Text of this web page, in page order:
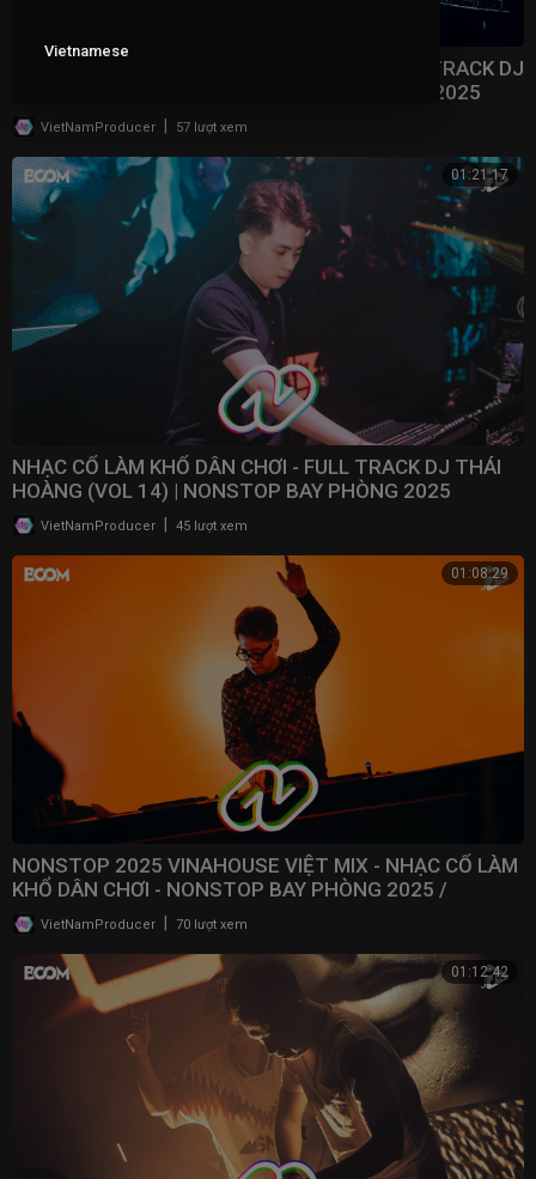
NHẠC CỔ LÀM KHỔ DÂN CHƠI (VOL.2) - FULL TRACK DJ
THÁI HOÀNG REMIX | NONSTOP BAY PHÒNG 2025
VietNamProducer 57 lượt xem
01:21:17
NHẠC CỔ LÀM KHỔ DÂN CHƠI - FULL TRACK DJ THÁI
HOÀNG (VOL 14) | NONSTOP BAY PHÒNG 2025
VietNamProducer 45 lượt xem
01:08:29
NONSTOP 2025 VINAHOUSE VIỆT MIX - NHẠC CỔ LÀM
KHỔ DÂN CHƠI - NONSTOP BAY PHÒNG 2025 /
@NONSTOPVNDJ
VietNamProducer | 70 lượt xem
01:12:42
Vietnamese